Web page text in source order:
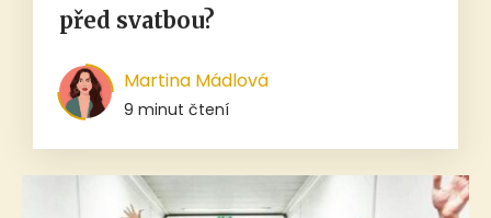
před svatbou?
Martina Mádlová
9 minut čtení